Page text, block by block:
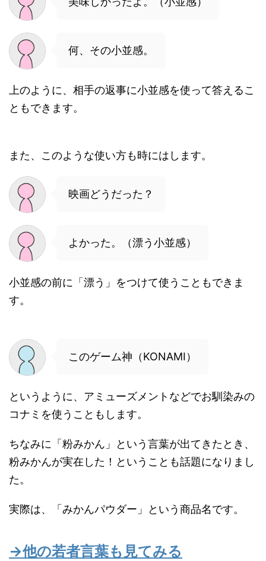
何、その小並感。
上のように、相手の返事に小並感を使って答えるこ
ともできます。
また、このような使い方も時にはします。
映画どうだった？
よかった。（漂う小並感）
小並感の前に「漂う」をつけて使うこともできま
す。
このゲーム神（KONAMI）
というように、アミューズメントなどでお馴染みの
コナミを使うこともします。
ちなみに「粉みかん」という言葉が出てきたとき、
粉みかんが実在した！ということも話題になりまし
た。
実際は、「みかんパウダー」という商品名です。
→他の若者言葉も見てみる